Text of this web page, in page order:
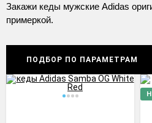
Закажи кеды мужские Adidas
примеркой.
ПОДБОР ПО ПАРАМЕТРАМ